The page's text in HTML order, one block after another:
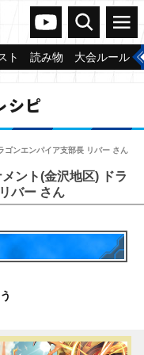
ヴァンガードch
検索 メニュー
ト 読み物 大会ルール
シピ
ゴンエンパイア支部長 リバー さん
ント(金沢地区) ドラ
バー さん